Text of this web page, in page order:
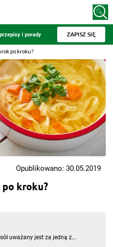
i porady ZAPISZ SIĘ
po kroku?
kroku?
uważany jest za jedną z
Opublikowano: 30.05.2019